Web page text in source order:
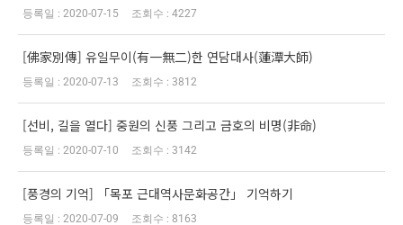
2020-07-15 4227
[佛家別傳] 유일무이(有一無二)한 연담대사(蓮潭大師)
2020-07-13 3812
[선비, 길을 열다] 중원의 신풍 그리고 금호의 비명(非命)
2020-07-10 3142
[풍경의 기억] 「목포 근대역사문화공간」 기억하기
2020-07-09 8163